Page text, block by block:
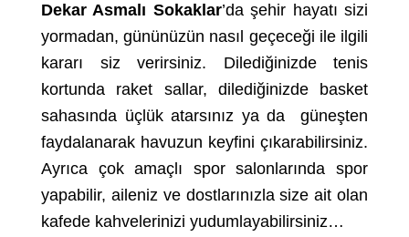
Dekar Asmalı Sokaklar’da şehir hayatı sizi
yormadan, gününüzün nasıl geçeceği ile ilgili
kararı siz verirsiniz. Dilediğinizde tenis
kortunda raket sallar, dilediğinizde basket
sahasında üçlük atarsınız ya da güneşten
faydalanarak havuzun keyfini çıkarabilirsiniz.
Ayrıca çok amaçlı spor salonlarında spor
yapabilir, aileniz ve dostlarınızla size ait olan
kafede kahvelerinizi yudumlayabilirsiniz…